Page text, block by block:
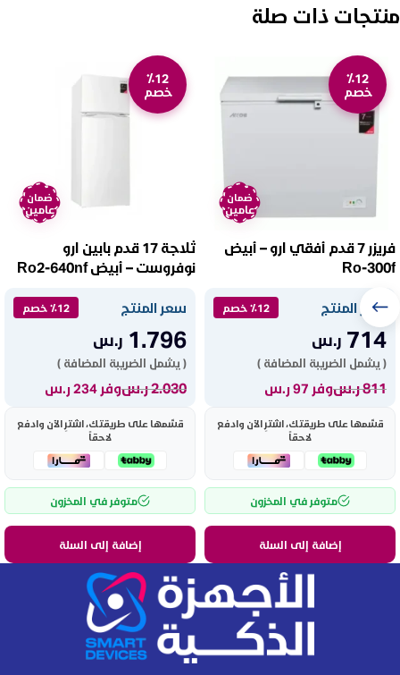
منتجات ذات صلة
٪12
خصم
ضمان
عامين
فريزر 7 قدم أفقي ارو – أبيض
Ro-300f
سعر المنتج ٪12 خصم
714 ر.س
( يشمل الضريبة المضافة )
811ر.سوفر 97 ر.س
قسّمها على طريقتك، اشترِ الآن وادفع
لاحقاً
متوفر في المخزون
إضافة إلى السلة
٪12
خصم
ضمان
عامين
ثلاجة 17 قدم بابين ارو
نوفروست – أبيض Ro2-640nf
سعر المنتج ٪12 خصم
1.796 ر.س
( يشمل الضريبة المضافة )
2.030ر.سوفر 234 ر.س
قسّمها على طريقتك، اشترِ الآن وادفع
لاحقاً
متوفر في المخزون
إضافة إلى السلة